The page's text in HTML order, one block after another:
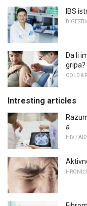
IBS
Da li
gripa?
COLD &
Intresting articles
a
HIV /